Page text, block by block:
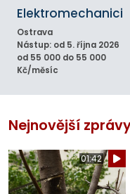
Elektromechanici
Ostrava
Nástup: od 5. října 2026
od 55 000 do 55 000
Kč/měsíc
Nejnovější
01:42